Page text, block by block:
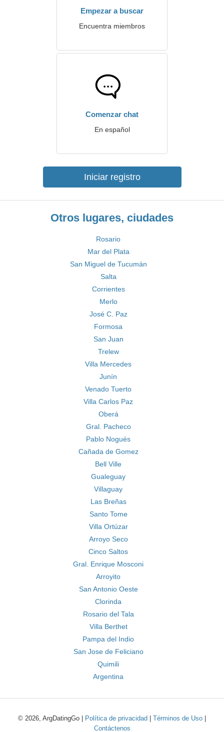
Empezar a buscar
Encuentra miembros
Comenzar chat
En español
Iniciar registro
Otros lugares, ciudades
Rosario
Mar del Plata
San Miguel de Tucumán
Salta
Corrientes
Merlo
José C. Paz
Formosa
San Juan
Trelew
Villa Mercedes
Junín
Venado Tuerto
Villa Carlos Paz
Oberá
Gral. Pacheco
Pablo Nogués
Cañada de Gomez
Bell Ville
Gualeguay
Villaguay
Las Breñas
Santo Tome
Villa Ortúzar
Arroyo Seco
Cinco Saltos
Gral. Enrique Mosconi
Arroyito
San Antonio Oeste
Clorinda
Rosario del Tala
Villa Berthet
Pampa del Indio
San Jose de Feliciano
Quimili
Argentina
© 2026, ArgDatingGo | Política de privacidad Términos de Uso
Contáctenos